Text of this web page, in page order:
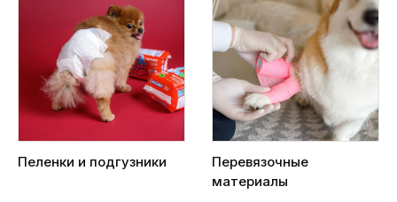
Пеленки и подгузники
Перевязочные
материалы